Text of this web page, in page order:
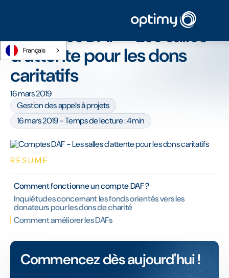
Français
Comptes DAF - Les salles d'attente pour les dons caritatifs
Comptes DAF - Les salles
d'attente pour les dons
caritatifs
16 mars 2019
Gestion des appels à projets
16 mars 2019 - Temps de lecture : 4min
RÉSUMÉ
Comment fonctionne un compte DAF ?
Inquiétudes concernant les fonds orientés vers les
donateurs pour les dons de charité
Comment améliorer les DAFs
Commencez dès aujourd'hui !